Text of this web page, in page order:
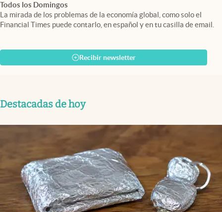
Todos los Domingos
La mirada de los problemas de la economía global, como solo el
Financial Times puede contarlo, en español y en tu casilla de email.
Recibir newsletter
Destacadas de hoy